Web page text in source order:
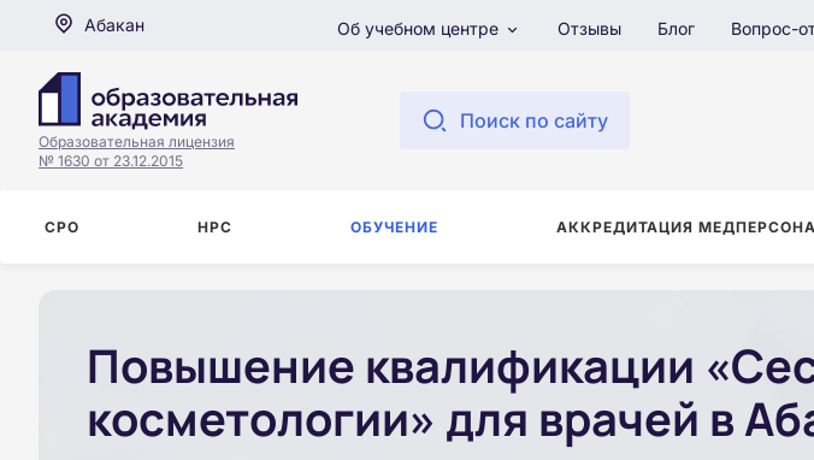
Абакан Об учебном центре Отзывы Блог Вопрос-
Образовательная лицензия
№ 1630 от 23.12.2015
Поиск по сайту
СРО НРС ОБУЧЕНИЕ АККРЕДИТАЦИЯ
Повышение квалификации
косметологии» для врачей в